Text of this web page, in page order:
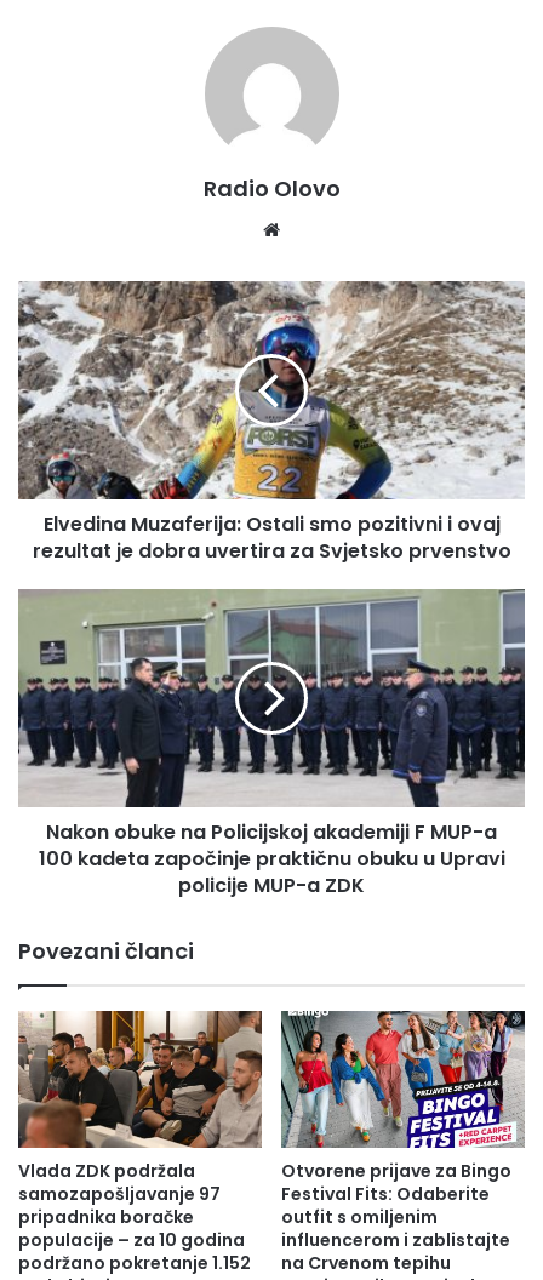
Rukovodilac službe
Dženana SkomoracRadio Olovo
te
E
l
v
e
d
i
n
a
M
i
j
a
:
m
o
o
z
i
t
i
i
i
o
Elvedina Muzaferija: Ostali smo pozitivni i ovaj
rezultat je dobra uvertira za Svjetsko prvenstvo
o
n
o
b
k
l
i
c
i
j
s
k
o
j
a
k
a
d
Nakon obuke na Policijskoj akademiji F MUP-a
100 kadeta započinje praktičnu obuku u Upravi
policije MUP-a ZDK
Povezani članci
Vlada ZDK podržala
samozapošljavanje 97
pripadnika boračke
populacije – za 10 godina
podržano pokretanje 1.152
Otvorene prijave za Bingo
Festival Fits: Odaberite
outfit s omiljenim
influencerom i zablistajte
na Crvenom tepihu